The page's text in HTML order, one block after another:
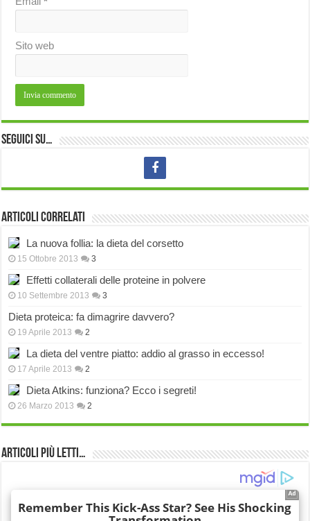
Sito web
Seguici su…
Articoli correlati
La nuova follia: la dieta del corsetto
15 Ottobre 2013 3
Effetti collaterali delle proteine in polvere
10 Settembre 2013 3
Dieta proteica: fa dimagrire davvero?
19 Aprile 2013 2
La dieta del ventre piatto: addio al grasso in eccesso!
17 Aprile 2013 2
Dieta Atkins: funziona? Ecco i segreti!
26 Marzo 2013 2
Articoli più Letti…